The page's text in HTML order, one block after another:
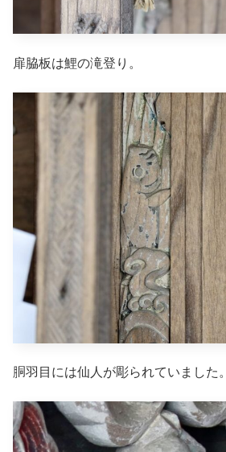
扉脇板は鯉の滝登り。
胴羽目には仙人が彫られていました。